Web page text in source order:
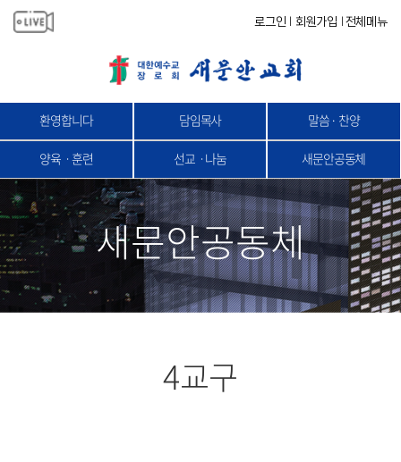
로그인 회원가입 전체메뉴
환영합니다 담임목사 말씀 · 찬양
양육ㆍ훈련 선교ㆍ나눔 새문안공동체
새문안공동체
4교구